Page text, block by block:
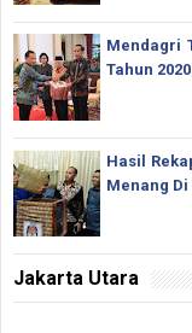
Mendagri
Tahun
Hasil
Menang
Jakarta Utara